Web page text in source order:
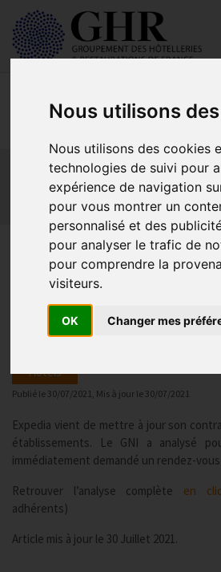
Nous utilisons
Nous utilisons des cookies
technologies de suivi pour
expérience de navigation
pour vous montrer un
personnalisé et des
pour analyser le trafic de
pour comprendre la
visiteurs.
OK Changer mes
Europe &
Actualités
Plateformes en ligne
Economie collaborative
Mon Parc Num
Informatique
MAJ 30/07/2021 |
contrat de
d’Expedia :
Hôtels
Publié le 30/07/2021 , Mis à jour le 30/07/2021
Expedia vient de mettre à jour son
établissements. Le GNI a analysé
immédiatement demandé un rendez-
Retrouver l’analyse complète en
adhérents)
Article mis à jour le 30 Juillet 2021.